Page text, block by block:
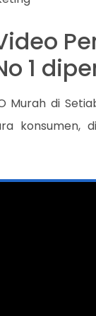
1
Murah di
konsumen,